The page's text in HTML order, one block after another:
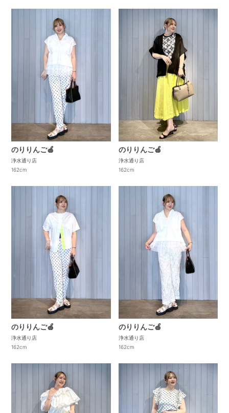
のりりんご🍎
浄水通り店
162cm
のりりんご🍎
浄水通り店
162cm
のりりんご🍎
浄水通り店
162cm
のりりんご🍎
浄水通り店
162cm